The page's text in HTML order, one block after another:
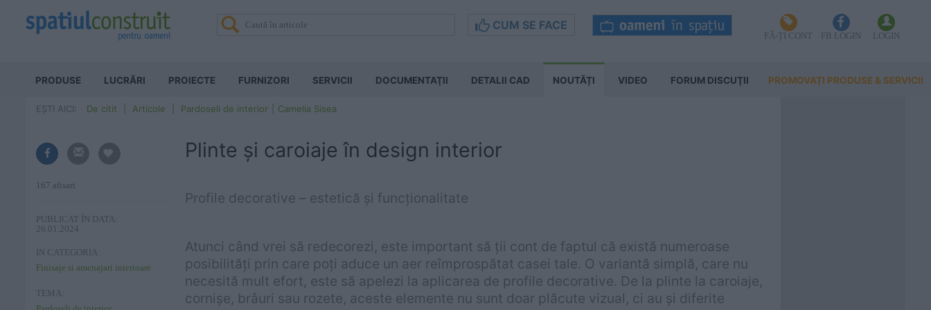
CUM SE FACE
FĂ-ȚI CONT FB LOGIN LOGIN
PRODUSE LUCRĂRI PROIECTE FURNIZORI SERVICII DOCUMENTAŢII DETALII CAD NOUTĂȚI VIDEO FORUM DISCUŢII PROMOVAȚI PRODUSE & SERVICII
EȘTI AICI: De citit Articole Pardoseli de interior Camelia Sisea
167 afisari
PUBLICAT ÎN DATA:
26.01.2024
IN CATEGORIA:
Finisaje si amenajari interioare
TEMA:
Plinte și caroiaje în design interior
Profile decorative – estetică și funcționalitate
Atunci când vrei să redecorezi, este important să ții cont de faptul că există numeroase
posibilități prin care poți aduce un aer reîmprospătat casei tale. O variantă simplă, care nu
necesită mult efort, este să apelezi la aplicarea de profile decorative. De la plinte la caroiaje,
cornișe, brâuri sau rozete, aceste elemente nu sunt doar plăcute vizual, ci au și diferite